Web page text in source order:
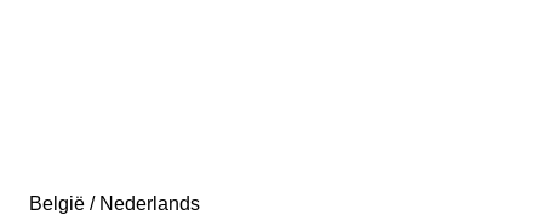
België / Nederlands